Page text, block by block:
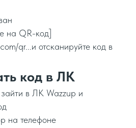
на QR-код]
qr...и отсканируйте код в
код в ЛК
в ЛК Wazzup и
на телефоне